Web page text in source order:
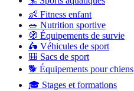
👶 Fitness enfant
🥗 Nutrition sportive
🧭 Équipements de survie
🛵 Véhicules de sport
🎒 Sacs de sport
🐕 Équipements pour chiens
🎓 Stages et formations